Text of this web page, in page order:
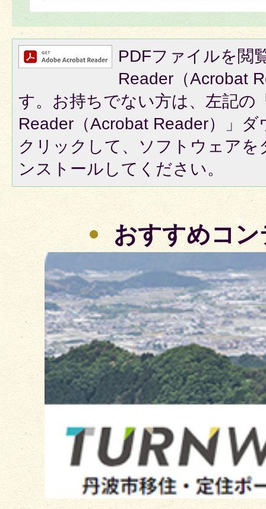
PDFファイルを閲
Reader（Acrobat
す。お持ちでない方は、左記の
Reader（Acrobat Reader）」
クリックして、ソフトウェア
ンストールしてください。
おすすめコン
3
枚
目
の
ス